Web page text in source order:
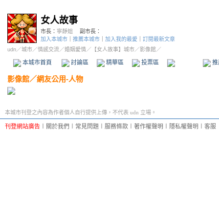
女人故事
市長： 寧靜姐
副市長：
加入本城市
推薦本城市 加入我的最愛
訂閱最新文章
udn／城市／情感交流／婚姻愛情／ 【女人故事】城市／影像館／
本城市首頁 討論區 精華區 投票區 影像館
影像館／網友公用-人物
本城市刊登之內容為作者個人自行提供上傳，不代表 udn 立場。
刊登網站廣告 關於我們 常見問題 服務條款 著作權聲明 隱私權聲明 客服